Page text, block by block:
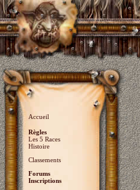
Accueil
Règles
Les 5 Races
Histoire
Classements
Forums
Inscriptions